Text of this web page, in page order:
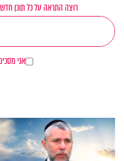
רוצה התראה על כל תוכן
אני